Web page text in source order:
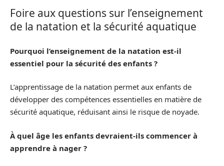
Foire aux questions sur l’enseignement
de la natation et la sécurité aquatique
Pourquoi l’enseignement de la natation est-il
essentiel pour la sécurité des enfants ?
L’apprentissage de la natation permet aux enfants de
développer des compétences essentielles en matière de
sécurité aquatique, réduisant ainsi le risque de noyade.
À quel âge les enfants devraient-ils commencer à
apprendre à nager ?